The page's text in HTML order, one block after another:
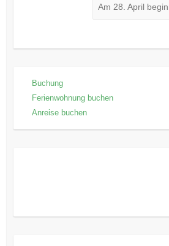
Am 28. April
Buchung
Ferienwohnung buchen
Anreise buchen